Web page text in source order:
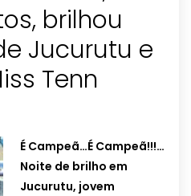
brilhou
Jucurutu e
Tenn
É Campeã…É Campeã!!!…
Noite de brilho em
Jucurutu, jovem